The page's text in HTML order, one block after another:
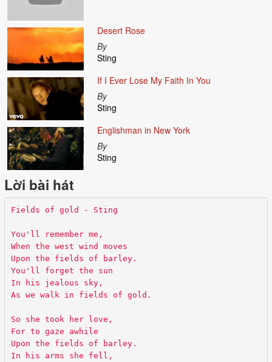
Desert Rose
By
Sting
If I Ever Lose My Faith In You
By
Sting
Englishman in New York
By
Sting
Lời bài hát
Fields of gold - Sting
You'll remember me,
When the west wind moves
Upon the fields of barley.
You'll forget the sun
In his jealous sky,
As we walk in fields of gold.
So she took her love,
For to gaze awhile
Upon the fields of barley.
In his arms she fell,